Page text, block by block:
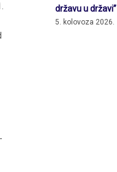
državu u državi”
5. kolovoza 2026.